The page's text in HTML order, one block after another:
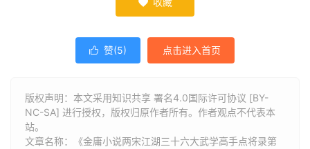

 赞(5) 点击进入首页
版权声明：本文采用知识共享 署名4.0国际许可协议 [BY-
NC-SA] 进行授权，版权归原作者所有。作者观点不代表本
站。
文章名称：《金庸小说两宋江湖三十六大武学高手点将录第